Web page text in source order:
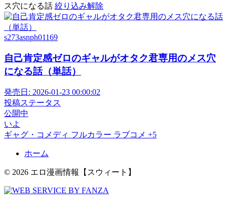
ス穴になる話 絞り込み解除
s273asnph01169
自己肯定感ゼロのギャルがオタク君専用のメス穴
になる話（単話）
発売日: 2026-01-23 00:00:02
投稿ステータス
公開中
いよ
ギャグ・コメディ フルカラー ラブコメ +5
ホーム
© 2026 エロ漫画情報【スウィート】